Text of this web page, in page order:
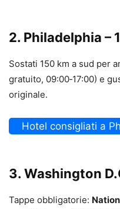
2. Philadelphia –
Sostati 150 km a sud per
gratuito, 09:00‑17:00) e
originale.
Hotel consigliati a
3. Washington
Tappe obbligatorie: